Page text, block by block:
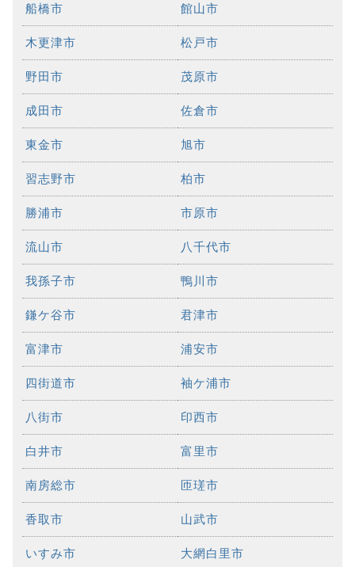
船橋市 館山市
木更津市 松戸市
野田市 茂原市
成田市 佐倉市
東金市 旭市
習志野市 柏市
勝浦市 市原市
流山市 八千代市
我孫子市 鴨川市
鎌ケ谷市 君津市
富津市 浦安市
四街道市 袖ケ浦市
八街市 印西市
白井市 富里市
南房総市 匝瑳市
香取市 山武市
いすみ市 大網白里市